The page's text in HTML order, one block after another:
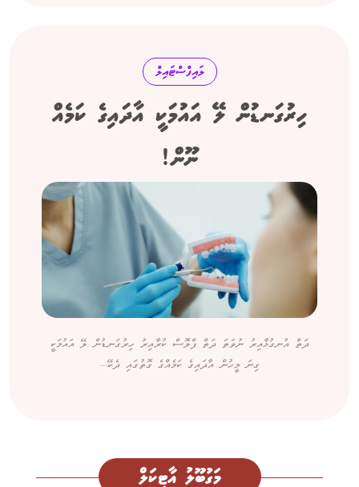
ލައިފްސްޓައިލް
ހިރުގަނޑުން ލޭ އައުމަކީ އާދައިގެ ކަމެއް
ނޫން!
ދަތް އުނގުޅާއިރު ނުވަތަ ދަތް ފްލޮސް ކުރާއިރު ހިރުގަނޑުން ލޭ އައުމަކީ
ގިނަ މީހުން އާދައިގެ ކަމެއްގެ ގޮތުގައި ދެކޭ...
މަގުބޫލު އާޓިކަލް